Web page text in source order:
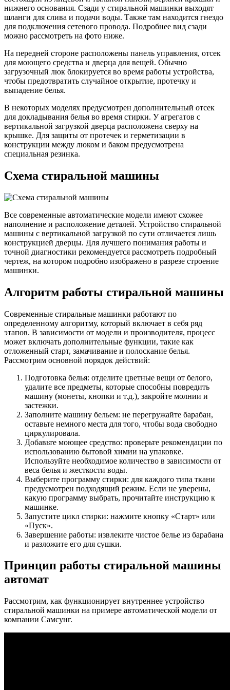
нижнего основания. Сзади у стиральной машинки выходят
шланги для слива и подачи воды. Также там находится гнездо
для подключения сетевого провода. Подробнее вид сзади
можно рассмотреть на фото ниже.
На передней стороне расположены панель управления, отсек
для моющего средства и дверца для вещей. Обычно
загрузочный люк блокируется во время работы устройства,
чтобы предотвратить случайное открытие, протечку и
выпадение белья.
В некоторых моделях предусмотрен дополнительный отсек
для докладывания белья во время стирки. У агрегатов с
вертикальной загрузкой дверца расположена сверху на
крышке. Для защиты от протечек и герметизации в
конструкции между люком и баком предусмотрена
специальная резинка.
Схема стиральной машины
Все современные автоматические модели имеют схожее
наполнение и расположение деталей. Устройство стиральной
машины с вертикальной загрузкой по сути отличается лишь
конструкцией дверцы. Для лучшего понимания работы и
точной диагностики рекомендуется рассмотреть подробный
чертеж, на котором подробно изображено в разрезе строение
машинки.
Алгоритм работы стиральной машины
Современные стиральные машинки работают по
определенному алгоритму, который включает в себя ряд
этапов. В зависимости от модели и производителя, процесс
может включать дополнительные функции, такие как
отложенный старт, замачивание и полоскание белья.
Рассмотрим основной порядок действий:
Подготовка белья: отделите цветные вещи от белого,
удалите все предметы, которые способны повредить
машину (монеты, кнопки и т.д.), закройте молнии и
застежки.
Заполните машину бельем: не перегружайте барабан,
оставьте немного места для того, чтобы вода свободно
циркулировала.
Добавьте моющее средство: проверьте рекомендации по
использованию бытовой химии на упаковке.
Используйте необходимое количество в зависимости от
веса белья и жесткости воды.
Выберите программу стирки: для каждого типа ткани
предусмотрен подходящий режим. Если не уверены,
какую программу выбрать, прочитайте инструкцию к
машинке.
Запустите цикл стирки: нажмите кнопку «Старт» или
«Пуск».
Завершение работы: извлеките чистое белье из барабана
и разложите его для сушки.
Принцип работы стиральной машины
автомат
Рассмотрим, как функционирует внутреннее устройство
стиральной машинки на примере автоматической модели от
компании Самсунг.